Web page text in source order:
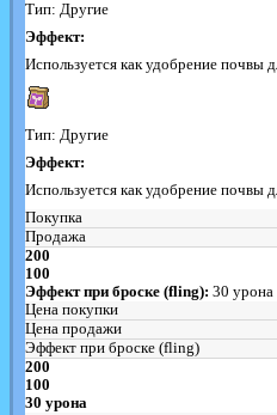
Тип: Другие
Эффект:
Используется как удобрение почвы
Тип: Другие
Эффект:
Используется как удобрение почвы
Покупка
Продажа
200
100
Эффект при броске (fling): 30 урона
Цена покупки
Цена продажи
Эффект при броске (fling)
200
100
30 урона